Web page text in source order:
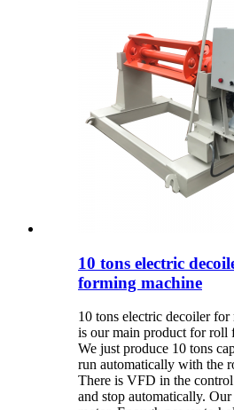
10 tons electric
forming machine
10 tons electric decoiler
is our main product for roll
We just produce 10 tons
run automatically with the
There is VFD in the
and stop automatically.